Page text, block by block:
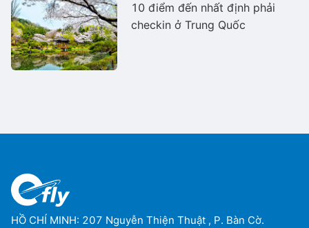
10 điểm đến nhất định phải
checkin ở Trung Quốc
HỒ CHÍ MINH: 207 Nguyễn Thiện Thuật , P. Bàn Cờ.